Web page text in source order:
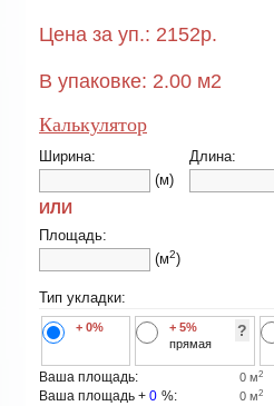
Цена за уп.: 2152р.
В упаковке: 2.00 м2
Калькулятор
Ширина:
(м)
Длина:
ИЛИ
Площадь:
(м2)
Тип укладки:
+ 0%
+ 5%
прямая
?
Ваша площадь: 0 м2
Ваша площадь + 0 %: 0 м2